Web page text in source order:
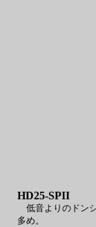
HD25-SPII
低音よりのドン
多め。